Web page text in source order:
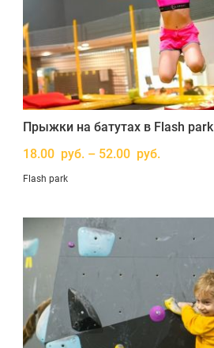
Прыжки на батутах в Flash park
18.00 руб. – 52.00 руб.
Flash park